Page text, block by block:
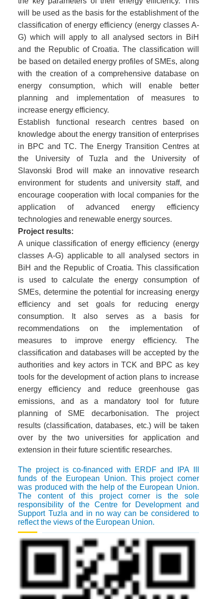
will be used as the basis for the establishment of the
classification of energy efficiency (energy classes A-
G) which will apply to all analysed sectors in BiH
and the Republic of Croatia. The classification will
be based on detailed energy profiles of SMEs, along
with the creation of a comprehensive database on
energy consumption, which will enable better
planning and implementation of measures to
increase energy efficiency.
Establish functional research centres based on
knowledge about the energy transition of enterprises
in BPC and TC. The Energy Transition Centres at
the University of Tuzla and the University of
Slavonski Brod will make an innovative research
environment for students and university staff, and
encourage cooperation with local companies for the
application of advanced energy efficiency
technologies and renewable energy sources.
Project results:
A unique classification of energy efficiency (energy
classes A-G) applicable to all analysed sectors in
BiH and the Republic of Croatia. This classification
is used to calculate the energy consumption of
SMEs, determine the potential for increasing energy
efficiency and set goals for reducing energy
consumption. It also serves as a basis for
recommendations on the implementation of
measures to improve energy efficiency. The
classification and databases will be accepted by the
authorities and key actors in TCK and BPC as key
tools for the development of action plans to increase
energy efficiency and reduce greenhouse gas
emissions, and as a mandatory tool for future
planning of SME decarbonisation. The project
results (classification, databases, etc.) will be taken
over by the two universities for application and
extension in their future scientific researches.
The project is co-financed with ERDF and IPA III
funds of the European Union. This project corner
was produced with the help of the European Union.
The content of this project corner is the sole
responsibility of the Centre for Development and
Support Tuzla and in no way can be considered to
reflect the views of the European Union.